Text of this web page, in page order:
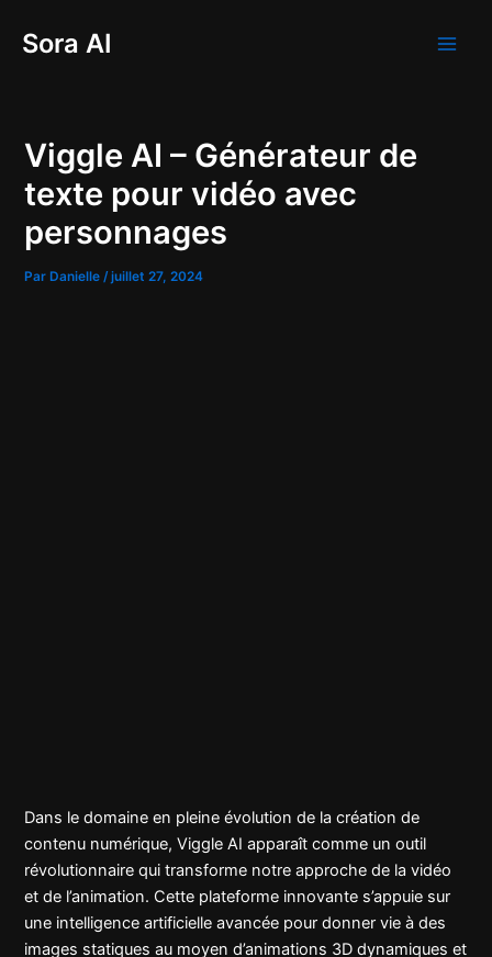
Sora AI
Viggle AI – Générateur de
texte pour vidéo avec
personnages
ParDanielle /juillet 27, 2024
Dans le domaine en pleine évolution de la création de
contenu numérique, Viggle AI apparaît comme un outil
révolutionnaire qui transforme notre approche de la vidéo
et de l’animation. Cette plateforme innovante s’appuie sur
une intelligence artificielle avancée pour donner vie à des
images statiques au moyen d’animations 3D dynamiques et